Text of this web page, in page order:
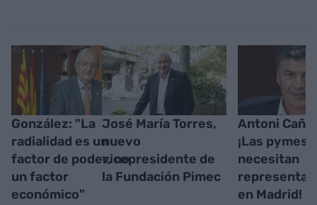
González: "La
radialidad es un
factor de poder, no
un factor
económico"
José María Torres,
nuevo
vicepresidente de
la Fundación Pimec
Antoni
¡Las pymes
necesitan
en Madrid!